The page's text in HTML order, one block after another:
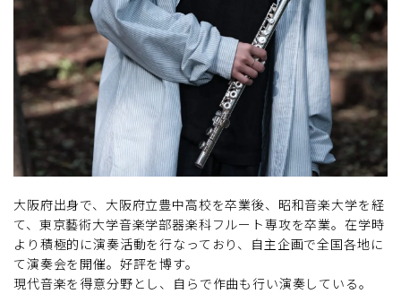
大阪府出身で、大阪府立豊中高校を卒業後、昭和音楽大学を経
て、東京藝術大学音楽学部器楽科フルート専攻を卒業。在学時
より積極的に演奏活動を行なっており、自主企画で全国各地に
て演奏会を開催。好評を博す。
現代音楽を得意分野とし、自らで作曲も行い演奏している。